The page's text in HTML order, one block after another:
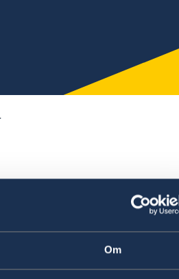
Om
Kontakta
Länk till ambassaden